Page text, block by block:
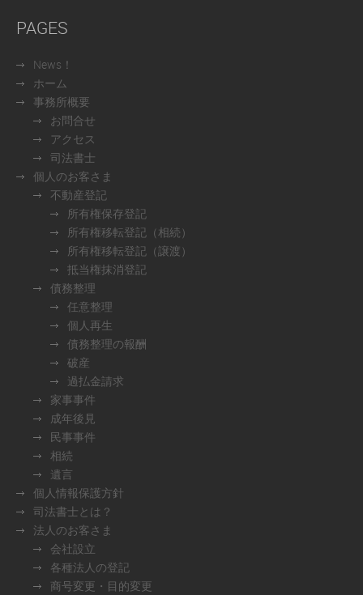
PAGES
News！
ホーム
事務所概要
お問合せ
アクセス
司法書士
個人のお客さま
不動産登記
所有権保存登記
所有権移転登記（相続）
所有権移転登記（譲渡）
抵当権抹消登記
債務整理
任意整理
個人再生
債務整理の報酬
破産
過払金請求
家事事件
成年後見
民事事件
相続
遺言
個人情報保護方針
司法書士とは？
法人のお客さま
会社設立
各種法人の登記
商号変更・目的変更